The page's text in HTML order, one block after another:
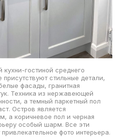
кухни-гостиной среднего
стильные детали,
фасады, гранитная
Техника из нержавеющей
а темный паркетный пол
Остров является
а коричневое пол и черная
особый шарм. Все эти
фото интерьера.